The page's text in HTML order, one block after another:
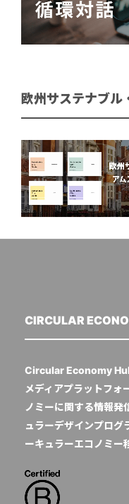
欧州サステナブル
CIRCULAR
Circular Economy
メディアプラットフォ
ノミーに関する情報発
ュラーデザインプログ
ーキュラーエコノミー